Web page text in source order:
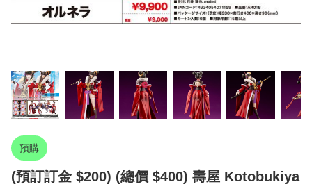
預購
(預訂訂金 $200) (總價 $400) 壽屋 Kotobukiya